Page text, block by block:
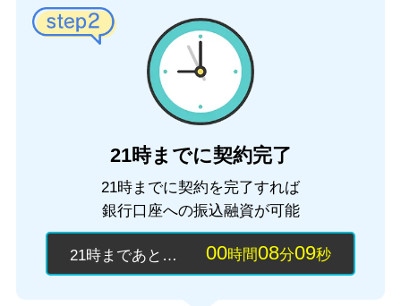
21時までに契約完了
21時までに契約を完了すれば
銀行口座への振込融資が可能
21時まであと… 00時間08分08秒